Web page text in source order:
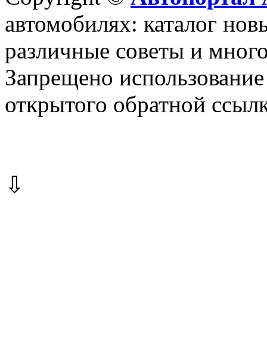
автомобилях: каталог
различные советы и
Запрещено
открытого обратной
⇩